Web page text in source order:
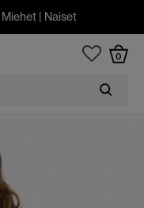
Miehet | Naiset
0